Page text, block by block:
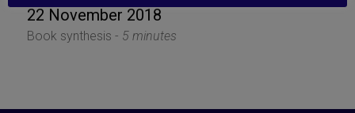
22 November 2018
Book synthesis - 5 minutes